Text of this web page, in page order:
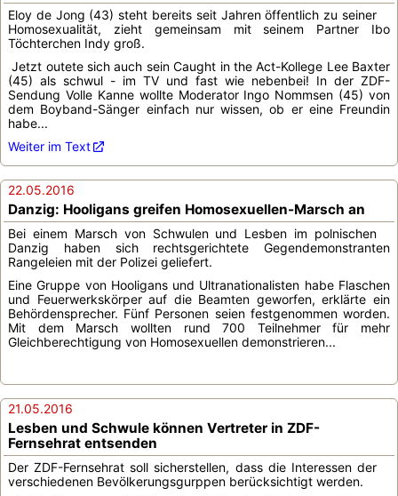
Eloy de Jong (43) steht bereits seit Jahren öffentlich zu seiner
Homosexualität, zieht gemeinsam mit seinem Partner Ibo
Töchterchen Indy groß.
Jetzt outete sich auch sein Caught in the Act-Kollege Lee Baxter
(45) als schwul - im TV und fast wie nebenbei! In der ZDF-
Sendung Volle Kanne wollte Moderator Ingo Nommsen (45) von
dem Boyband-Sänger einfach nur wissen, ob er eine Freundin
habe...
Weiter im Text
22.05.2016
Danzig: Hooligans greifen Homosexuellen-Marsch an
Bei einem Marsch von Schwulen und Lesben im polnischen
Danzig haben sich rechtsgerichtete Gegendemonstranten
Rangeleien mit der Polizei geliefert.
Eine Gruppe von Hooligans und Ultranationalisten habe Flaschen
und Feuerwerkskörper auf die Beamten geworfen, erklärte ein
Behördensprecher. Fünf Personen seien festgenommen worden.
Mit dem Marsch wollten rund 700 Teilnehmer für mehr
Gleichberechtigung von Homosexuellen demonstrieren...
21.05.2016
Lesben und Schwule können Vertreter in ZDF-
Fernsehrat entsenden
Der ZDF-Fernsehrat soll sicherstellen, dass die Interessen der
verschiedenen Bevölkerungsgurppen berücksichtigt werden.